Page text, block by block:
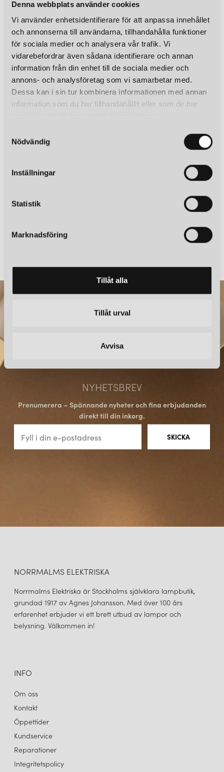
Denna webbplats använder cookies
Vi använder enhetsidentifierare för att anpassa innehållet
och annonserna till användarna, tillhandahålla funktioner
för sociala medier och analysera vår trafik. Vi
vidarebefordrar även sådana identifierare och annan
information från din enhet till de sociala medier och
annons- och analysföretag som vi samarbetar med.
Dessa kan i sin tur kombinera informationen med annan
information som du har tillhandahållit eller som de har
Nödvändig
Inställningar
Statistik
Marknadsföring
Tillåt alla
Tillåt urval
Avvisa
du även den överdimensionerade golvlampan i geometriska
former som syns i många trendiga hem.
Sammantaget är Ferm Living ett designföretag som är känt för
sina högkvalitativa, moderna och hållbara belysning. De är
designade för att vara både vackra och funktionella, och de
erbjuder en rad alternativ för att passa en mängd olika
inredningsstilar och behov.
Välkommen in att inspireras!
COLLECT BELL LAMPSKÄRM OPAL
1 559 kr
LÄGG I VARUKORGEN
COLLECT BELL LAMPSKÄRM VIT
1 559 kr
LÄGG I VARUKORGEN
LIKNANDE PRODUKTER
KUND FAVORITER
FERM LIVING
RIVAN LAMPSKÄRM NATUR
NYHETSBREV
Prenumerera – Spännande nyheter och fina erbjudanden
direkt till din inkorg.
NORRMALMS ELEKTRISKA
Norrmalms Elektriska är Stockholms självklara lampbutik,
grundad 1917 av Agnes Johansson. Med över 100 års
erfarenhet erbjuder vi ett brett utbud av lampor och
belysning. Välkommen in!
INFO
Om oss
Kontakt
Öppettider
Kundservice
Reparationer
Integritetspolicy